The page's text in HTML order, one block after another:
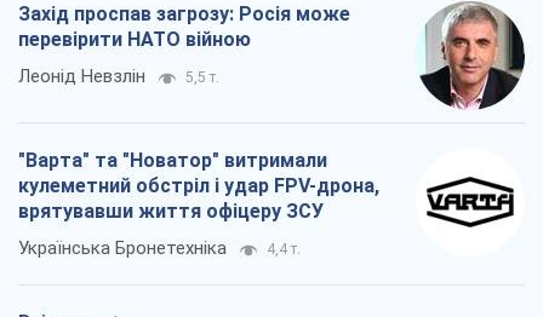
Захід проспав загрозу: Росія може
перевірити НАТО війною
Леонід Невзлін 5,5 т.
"Варта" та "Новатор" витримали
кулеметний обстріл і удар FPV-дрона,
врятувавши життя офіцеру ЗСУ
Українська Бронетехніка 4,4 т.